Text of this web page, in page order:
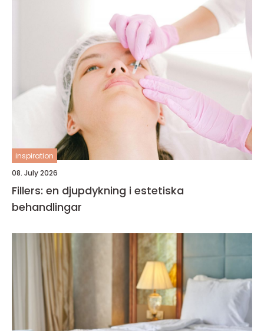
inspiration
08. July 2026
Fillers: en djupdykning i estetiska
behandlingar